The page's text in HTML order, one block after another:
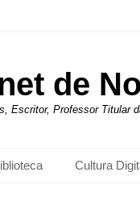
de
Escritor, Professor Titular
Cultura